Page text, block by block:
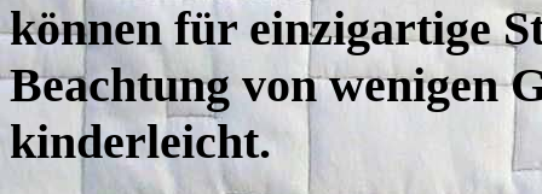
können für einzigartige
Beachtung von wenigen
kinderleicht.